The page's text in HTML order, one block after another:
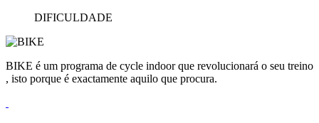
DIFICULDADE
BIKE é um programa de cycle indoor que revolucionará o seu treino
, isto porque é exactamente aquilo que procura.